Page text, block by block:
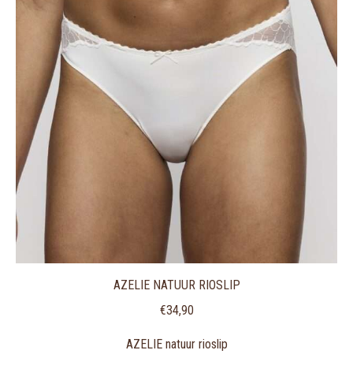
AZELIE NATUUR RIOSLIP
€34,90
AZELIE natuur rioslip